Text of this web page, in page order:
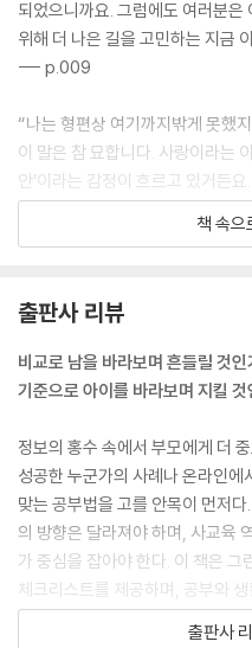
6. 부모의 감정 회복 돌보기
교육 불안에 반응하는 부모의 다섯
아이와의 대화에서 내 감정 섞지
자책하는 부모의 마음을 감싸는 위
에필로그_ 기준은 결국 우리 안에
되었으니까요. 그럼에도 여러분은
위해 더 나은 길을 고민하는 지금
--- p.009
“나는 형편상 여기까지밖게 못했
이 말은 참 묘합니다. 사랑이라는
안’이라는 감정이 흐르고 있거든
으면 안 된다는 조급함, 적어도 나
지만 그 ‘열심’이 아이에게 언제
--- p.025
사실 우리는 알고 있습니다. 남의
공부하는 건 아닐 거라는 걸요. 그
야기가 아니라 자꾸 내 아이와 겹
리 아이도 저만큼은 했으면 좋겠
건드리고 지나갑니다. ‘교육은 빠
다.’라는 말들이 언제나 옳은 건 아
시간을 주지 않습니다. 이제는 ‘정
대입니다. 모두가 하는 걸 따라가
기고 불필요한 정보는 가려낼 줄
책 속으
출판사 리뷰
비교로 남을 바라보며 흔들릴 것
기준으로 아이를 바라보며 지킬
정보의 홍수 속에서 부모에게 더
성공한 누군가의 사례나 온라인
맞는 공부법을 고를 안목이 먼저
의 방향은 달라져야 하며, 사교육
가 중심을 잡아야 한다. 이 책은
체크리스트를 제공하며, 공부와
제시한다. 특히 교육 정보에 휩쓸
출판사